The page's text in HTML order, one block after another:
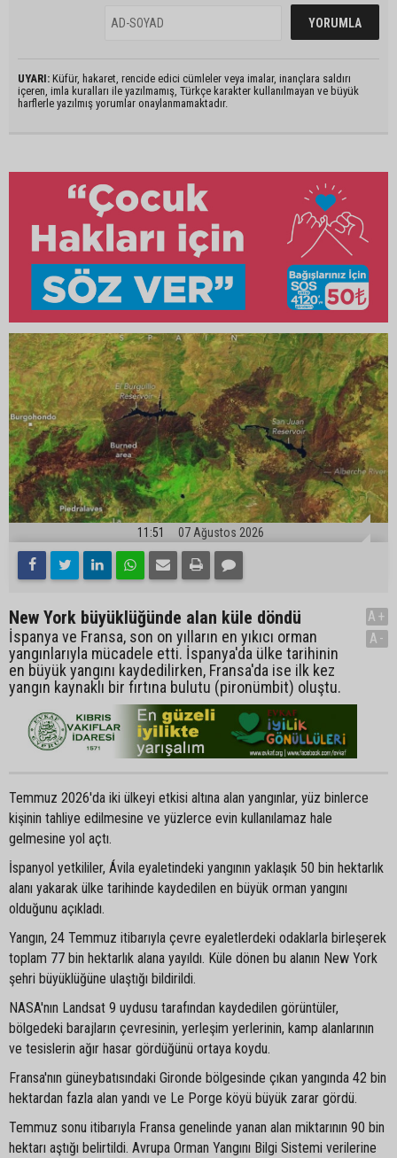
UYARI: Küfür, hakaret, rencide edici cümleler veya imalar, inançlara saldırı
içeren, imla kuralları ile yazılmamış, Türkçe karakter kullanılmayan ve büyük
harflerle yazılmış yorumlar onaylanmamaktadır.
11:51 07 Ağustos 2026
New York büyüklüğünde alan küle döndü
İspanya ve Fransa, son on yılların en yıkıcı orman
yangınlarıyla mücadele etti. İspanya'da ülke tarihinin
en büyük yangını kaydedilirken, Fransa'da ise ilk kez
yangın kaynaklı bir fırtına bulutu (pironümbit) oluştu.
A+
A-
Temmuz 2026'da iki ülkeyi etkisi altına alan yangınlar, yüz binlerce
kişinin tahliye edilmesine ve yüzlerce evin kullanılamaz hale
gelmesine yol açtı.
İspanyol yetkililer, Ávila eyaletindeki yangının yaklaşık 50 bin hektarlık
alanı yakarak ülke tarihinde kaydedilen en büyük orman yangını
olduğunu açıkladı.
Yangın, 24 Temmuz itibarıyla çevre eyaletlerdeki odaklarla birleşerek
toplam 77 bin hektarlık alana yayıldı. Küle dönen bu alanın New York
şehri büyüklüğüne ulaştığı bildirildi.
NASA'nın Landsat 9 uydusu tarafından kaydedilen görüntüler,
bölgedeki barajların çevresinin, yerleşim yerlerinin, kamp alanlarının
ve tesislerin ağır hasar gördüğünü ortaya koydu.
Fransa'nın güneybatısındaki Gironde bölgesinde çıkan yangında 42 bin
hektardan fazla alan yandı ve Le Porge köyü büyük zarar gördü.
Temmuz sonu itibarıyla Fransa genelinde yanan alan miktarının 90 bin
hektarı aştığı belirtildi. Avrupa Orman Yangını Bilgi Sistemi verilerine